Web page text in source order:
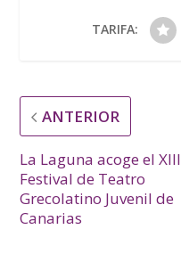
TARIFA:
ANTERIOR
La Laguna acoge el XIII
Festival de Teatro
Grecolatino Juvenil de
Canarias